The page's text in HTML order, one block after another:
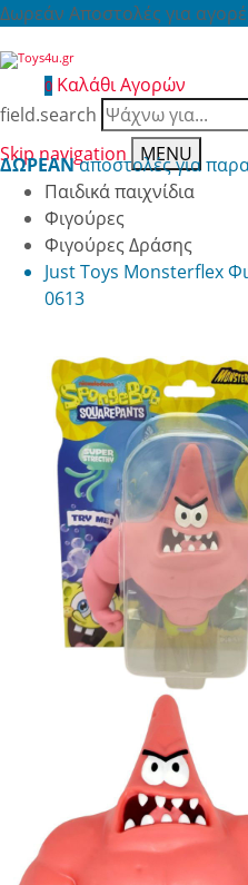
Δωρεάν Αποστολές για
0 Καλάθι Αγορών
field.search
Skip navigation
MENU
ΔΩΡΕΑΝαποστολές για
Παιδικά παιχνίδια
Φιγούρες
Φιγούρες Δράσης
Just Toys Monsterflex
0613